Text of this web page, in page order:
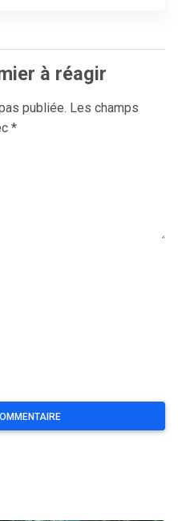
à réagir
publiée. Les champs
*